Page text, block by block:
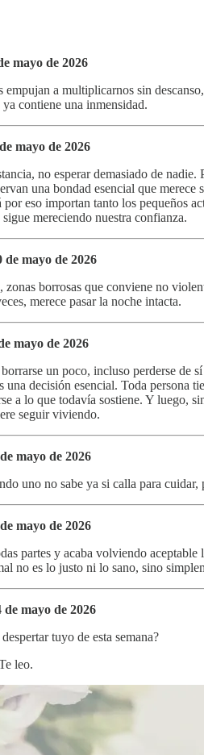
mayo de 2026
a multiplicarnos sin
contiene una inmensidad.
mayo de 2026
no esperar demasiado de nadie.
una bondad esencial que
eso importan tanto los pequeños
mereciendo nuestra confianza.
de mayo de 2026
borrosas que conviene no
merece pasar la noche intacta.
mayo de 2026
un poco, incluso perderse de
decisión esencial. Toda persona
a lo que todavía sostiene. Y luego,
seguir viviendo.
mayo de 2026
uno no sabe ya si calla para
mayo de 2026
partes y acaba volviendo
no es lo justo ni lo sano, sino
mayo de 2026
tuyo de esta semana?
leo.